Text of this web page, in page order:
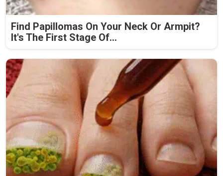
Find Papillomas On Your Neck Or Armpit?
It's The First Stage Of...